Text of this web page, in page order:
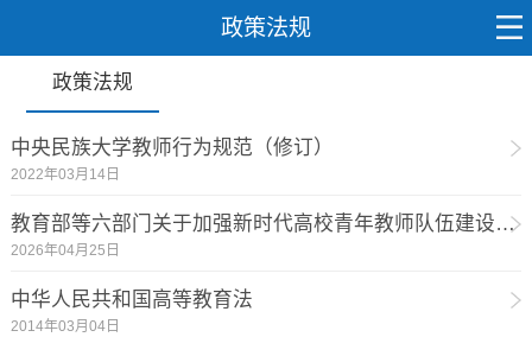
政策法规
政策法规
中央民族大学教师行为规范（修订）
2022年03月14日
教育部等六部门关于加强新时代高校青年教师队伍建设的指导意见
2026年04月25日
中华人民共和国高等教育法
2014年03月04日